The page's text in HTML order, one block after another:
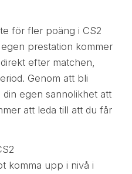
för fler poäng i CS2
egen prestation kommer
efter matchen,
Genom att bli
egen sannolikhet att
att leda till att du får
komma upp i nivå i